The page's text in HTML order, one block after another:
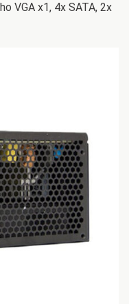
VGA x1, 4x SATA, 2x